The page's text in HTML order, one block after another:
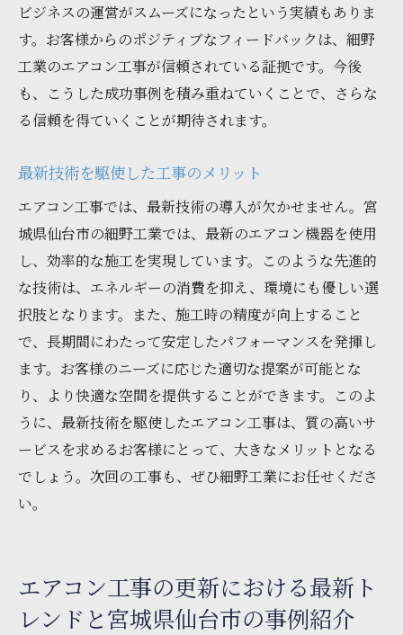
ビジネスの運営がスムーズになったという実績もありま
す。お客様からのポジティブなフィードバックは、細野
工業のエアコン工事が信頼されている証拠です。今後
も、こうした成功事例を積み重ねていくことで、さらな
る信頼を得ていくことが期待されます。
最新技術を駆使した工事のメリット
エアコン工事では、最新技術の導入が欠かせません。宮
城県仙台市の細野工業では、最新のエアコン機器を使用
し、効率的な施工を実現しています。このような先進的
な技術は、エネルギーの消費を抑え、環境にも優しい選
択肢となります。また、施工時の精度が向上すること
で、長期間にわたって安定したパフォーマンスを発揮し
ます。お客様のニーズに応じた適切な提案が可能とな
り、より快適な空間を提供することができます。このよ
うに、最新技術を駆使したエアコン工事は、質の高いサ
ービスを求めるお客様にとって、大きなメリットとなる
でしょう。次回の工事も、ぜひ細野工業にお任せくださ
い。
エアコン工事の更新における最新ト
レンドと宮城県仙台市の事例紹介